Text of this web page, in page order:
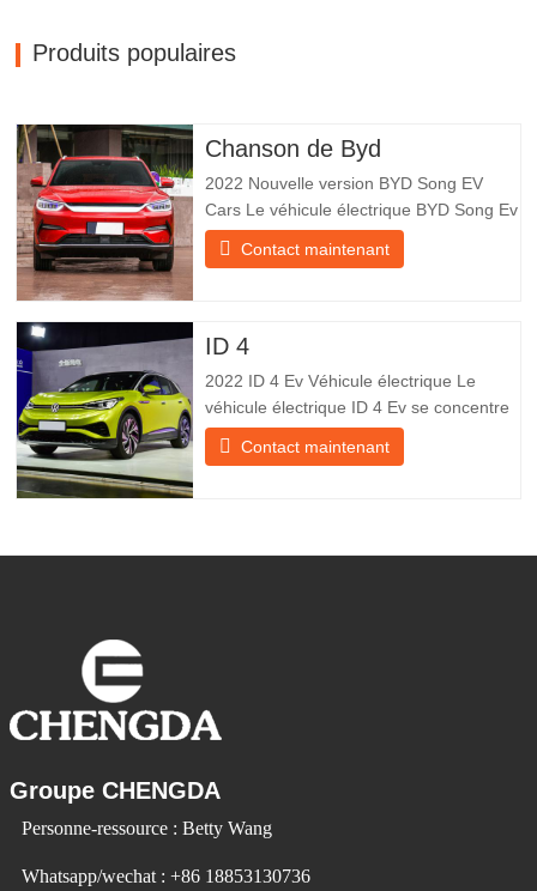
Produits populaires
Chanson de Byd
2022 Nouvelle version BYD Song EV
Cars Le véhicule électrique BYD Song Ev
se concentre sur l’expérience client et le
développement de produits pour
populaires. BYD Song Ev Electric Vehicle
Contact maintenant
ID 4
2022 ID 4 Ev Véhicule électrique Le
véhicule électrique ID 4 Ev se concentre
sur l’expérience client et le
développement de produits pour
Contact maintenant
Groupe CHENGDA
Personne-ressource : Betty Wang
Whatsapp/wechat : +86 18853130736